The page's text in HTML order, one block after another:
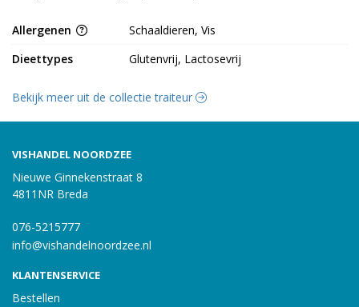
Allergenen
Schaaldieren, Vis
Dieettypes
Glutenvrij, Lactosevrij
Bekijk meer uit de collectie traiteur
VISHANDEL NOORDZEE
Nieuwe Ginnekenstraat 8
4811NR Breda
076-5215777
info@vishandelnoordzee.nl
KLANTENSERVICE
Bestellen